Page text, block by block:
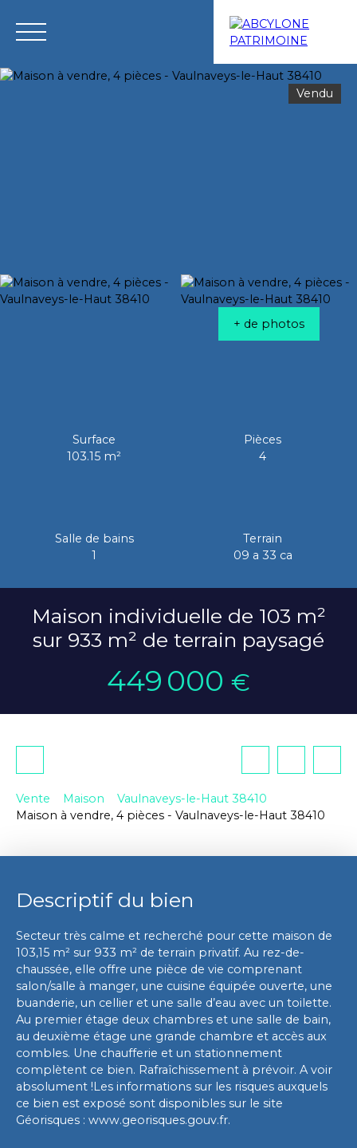
Vendu
+ de photos
Surface
103.15 m²
Pièces
4
Salle de bains
1
Terrain
09 a 33 ca
Maison individuelle de 103 m²
sur 933 m² de terrain paysagé
449 000 €
Vente Maison
Vaulnaveys-le-Haut 38410
Maison à vendre, 4 pièces - Vaulnaveys-le-Haut 38410
Descriptif du bien
Secteur très calme et recherché pour cette maison de
103,15 m² sur 933 m² de terrain privatif. Au rez-de-
chaussée, elle offre une pièce de vie comprenant
salon/salle à manger, une cuisine équipée ouverte, une
buanderie, un cellier et une salle d’eau avec un toilette.
Au premier étage deux chambres et une salle de bain,
au deuxième étage une grande chambre et accès aux
combles. Une chaufferie et un stationnement
complètent ce bien. Rafraîchissement à prévoir. A voir
absolument !Les informations sur les risques auxquels
ce bien est exposé sont disponibles sur le site
Géorisques : www.georisques.gouv.fr.